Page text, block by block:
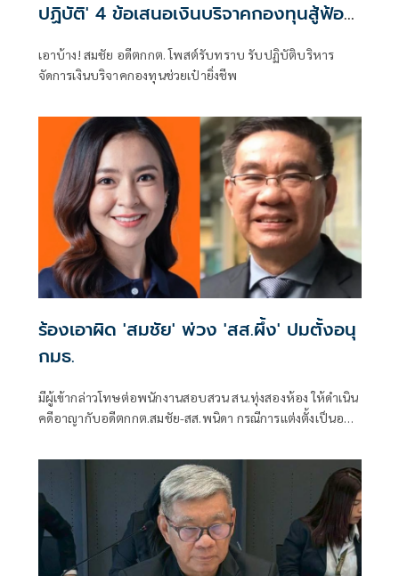
ปฏิบัติ' 4 ข้อเสนอเงินบริจาคกองทุนสู้ฟ้อง
เอาบ้าง! สมชัย อดีตกกต. โพสต์รับทราบ รับปฏิบัติบริหาร
จัดการเงินบริจาคกองทุนช่วยเป๋ายิ่งชีพ
ร้องเอาผิด 'สมชัย' พ่วง 'สส.ผึ้ง' ปมตั้งอนุ
กมธ.
มีผู้เข้ากล่าวโทษต่อพนักงานสอบสวน สน.ทุ่งสองห้อง ให้ดำเนิน
คดีอาญากับอดีตกกต.สมชัย-สส.พนิดา กรณีการแต่งตั้งเป็นอนุ